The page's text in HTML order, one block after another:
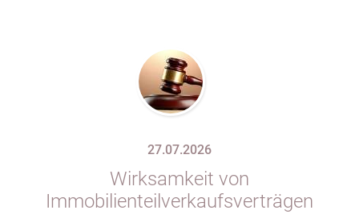
27.07.2026
Wirksamkeit von
Immobilienteilverkaufsverträgen